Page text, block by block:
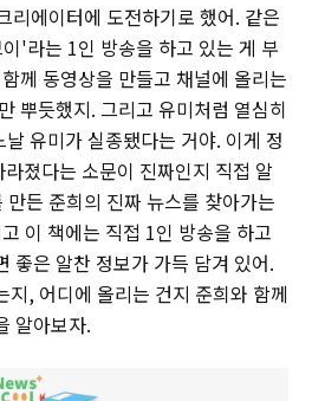
리에이터에 도전하기로 했어. 같은
'라는 1인 방송을 하고 있는 게 부
께 동영상을 만들고 채널에 올리는
뿌듯했지. 그리고 유미처럼 열심히
유미가 실종됐다는 거야. 이게 정
졌다는 소문이 진짜인지 직접 알
든 준희의 진짜 뉴스를 찾아가는
이 책에는 직접 1인 방송을 하고
좋은 알찬 정보가 가득 담겨 있어.
지, 어디에 올리는 건지 준희와 함께
알아보자.